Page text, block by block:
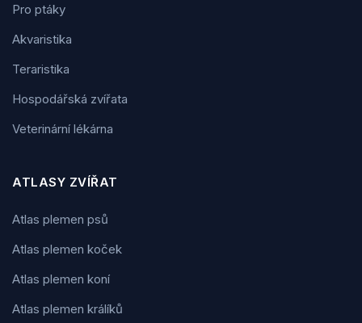
Pro ptáky
Akvaristika
Teraristika
Hospodářská zvířata
Veterinární lékárna
ATLASY ZVÍŘAT
Atlas plemen psů
Atlas plemen koček
Atlas plemen koní
Atlas plemen králíků